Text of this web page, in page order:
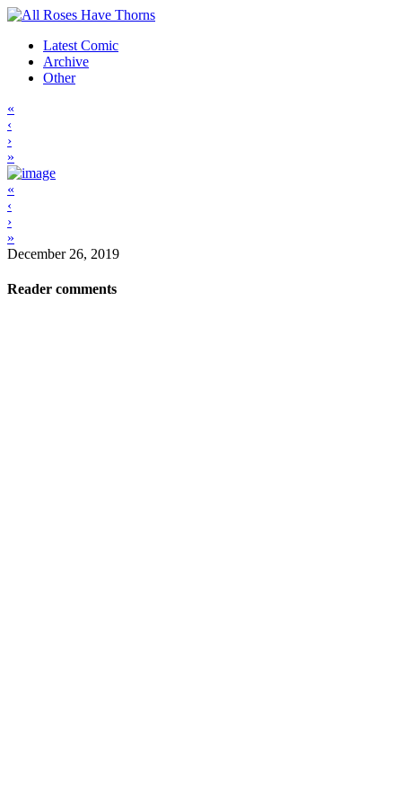
Latest Comic
Archive
Other
«
‹
›
»
«
‹
›
»
December 26, 2019
Reader comments